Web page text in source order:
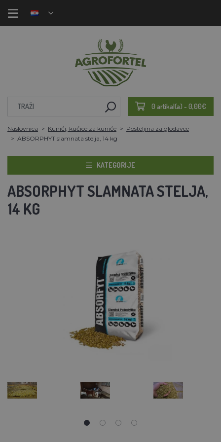
0 artikal(a) - 0,00€
Naslovnica Kunići, kućice za kuniće
Posteljina za glodavce
ABSORPHYT slamnata stelja, 14 kg
KATEGORIJE
ABSORPHYT SLAMNATA STELJA,
14 KG